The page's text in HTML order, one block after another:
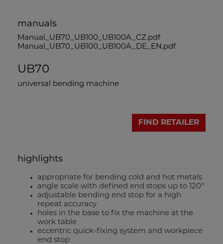
manuals
Manual_UB70_UB100_UB100A_CZ.pdf
Manual_UB70_UB100_UB100A_DE_EN.pdf
UB70
universal bending machine
FIND RETAILER
highlights
appropriate for bending cold and hot metals
angle scale with defined end stops up to 120°
adjustable bending end stop for a high
repeat accuracy
holes in the base to fix the machine at the
work table
eccentric quick-fixing system and workpiece
end stop